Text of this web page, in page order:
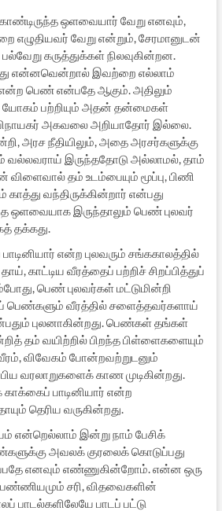
ஒளவையார் வேறு எனவும்,
எழுதியவர் வேறு என்றும், சேரமானுடன்
கருத்துக்கள் நிலவுகின்றன.
என்னவென்றால் இவற்றை எல்லாம்
பெண் என்பதே ஆகும். அதிலும்
யோகம் பற்றியும் அதன் தன்மைகள்
விநாயகர் அகவலை அறியாதோர் இல்லை.
அரச நீதியிலும், அதை அரசர்களுக்கு
வல்லவராய் இருந்ததோடு அல்லாமல், தாம்
தம் உடம்பையும் மூப்பு, பிணி
வந்திருக்கின்றார் என்பது
ஒளவையாக இருந்தாலும் பெண் புலவர்
தக்கது.
என்ற புலவரும் சங்ககாலத்தில்
காட்டிய வீரத்தைப் பற்றிச் சிறப்பித்துப்
பெண் புலவர்கள் மட்டுமின்றி
பெண்களும் வீரத்தில் சளைத்தவர்களாய்
புலனாகின்றது. பெண்கள் தங்கள்
தம் வயிற்றில் பிறந்த பிள்ளைகளையும்
விவேகம் போன்றவற்றுடனும்
வரலாறுகளைக் காண முடிகின்றது.
பாடினியார் என்ற
தெரிய வருகின்றது.
இன்று நாம் பேசிக்
அவலக் குரலைக் கொடுப்பது
எனவும் எண்ணுகின்றோம். என்ன ஒரு
சரி, விதவைகளின்
பாடல்களிலேயே பாடப் பட்டு